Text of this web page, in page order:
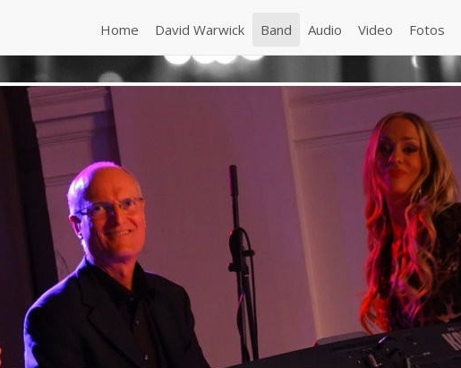
Home David Warwick Band Audio Video Fotos